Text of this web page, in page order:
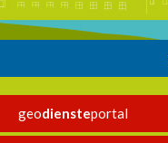
geodiensteportal